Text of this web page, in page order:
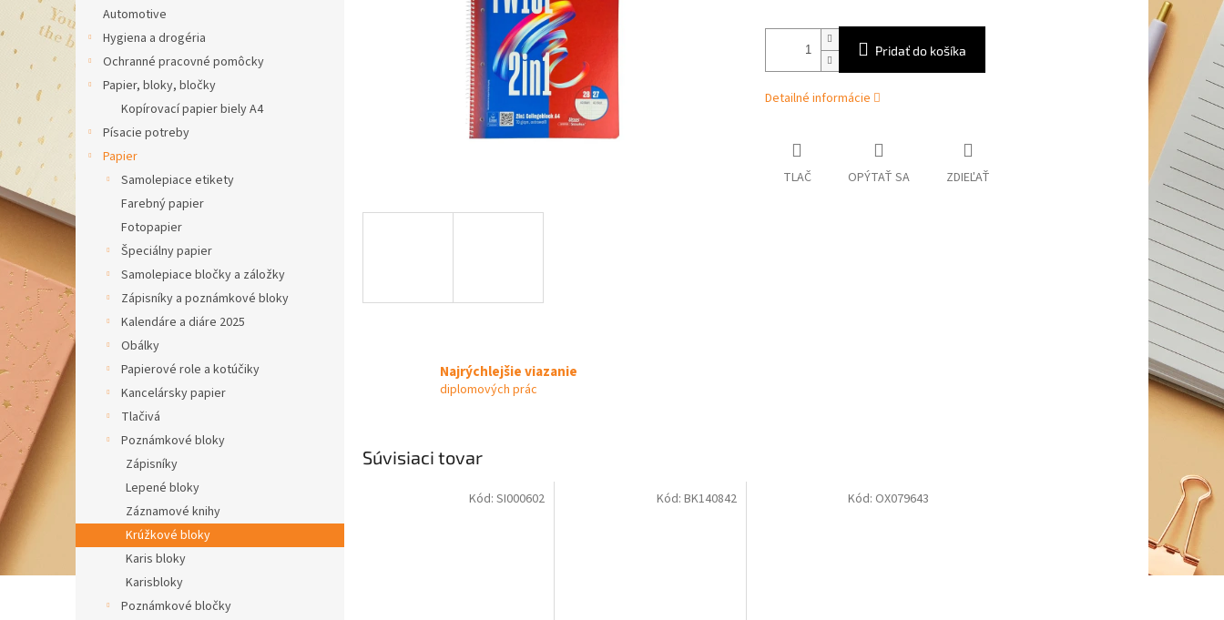
Automotive
Hygiena a drogéria
Ochranné pracovné pomôcky
Papier, bloky, bločky
Kopírovací papier biely A4
Písacie potreby
Papier
Samolepiace etikety
Farebný papier
Fotopapier
Špeciálny papier
Samolepiace bločky a záložky
Zápisníky a poznámkové bloky
Kalendáre a diáre 2025
Obálky
Papierové role a kotúčiky
Kancelársky papier
Tlačivá
Poznámkové bloky
Zápisníky
Lepené bloky
Záznamové knihy
Krúžkové bloky
Karis bloky
Karisbloky
Poznámkové bločky
Pridať do košíka
Detailné informácie
TLAČ OPÝTAŤ SA ZDIEĽAŤ
Najrýchlejšie viazanie
diplomových prác
Súvisiaci tovar
Kód: SI000602 Kód: BK140842 Kód: OX079643